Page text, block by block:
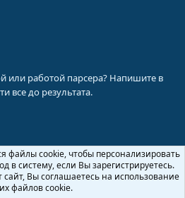
или работой парсера? Напишите в
все до результата.
правила
Помощь
файлы cookie, чтобы персонализировать
в систему, если Вы зарегистрируетесь.
сайт, Вы соглашаетесь на использование
файлов cookie.